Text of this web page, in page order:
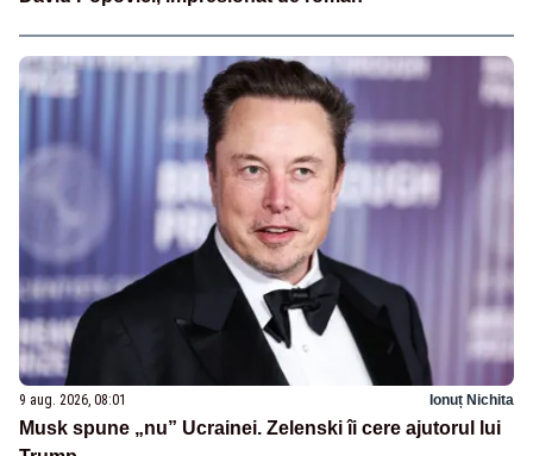
9 aug. 2026, 08:01 Ionuț Nichita
Musk spune „nu” Ucrainei. Zelenski îi cere ajutorul lui